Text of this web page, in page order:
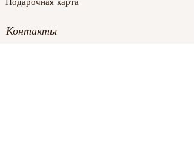
Контакты